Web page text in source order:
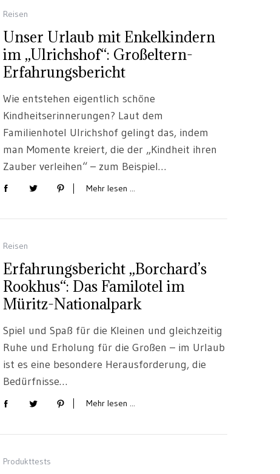
Reisen
Unser Urlaub mit Enkelkindern
im „Ulrichshof“: Großeltern-
Erfahrungsbericht
Wie entstehen eigentlich schöne
Kindheitserinnerungen? Laut dem
Familienhotel Ulrichshof gelingt das, indem
man Momente kreiert, die der „Kindheit ihren
Zauber verleihen“ – zum Beispiel…
Mehr lesen ...
Reisen
Erfahrungsbericht „Borchard’s
Rookhus“: Das Familotel im
Müritz-Nationalpark
Spiel und Spaß für die Kleinen und gleichzeitig
Ruhe und Erholung für die Großen – im Urlaub
ist es eine besondere Herausforderung, die
Bedürfnisse…
Mehr lesen ...
Produkttests